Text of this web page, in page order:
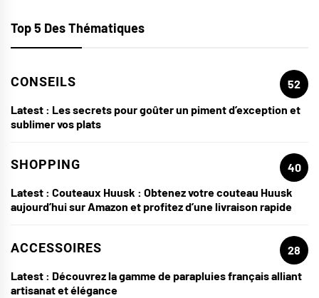
Top 5 Des Thématiques
CONSEILS
52
Latest : Les secrets pour goûter un piment d’exception et
sublimer vos plats
SHOPPING
40
Latest : Couteaux Huusk : Obtenez votre couteau Huusk
aujourd’hui sur Amazon et profitez d’une livraison rapide
ACCESSOIRES
28
Latest : Découvrez la gamme de parapluies français alliant
artisanat et élégance